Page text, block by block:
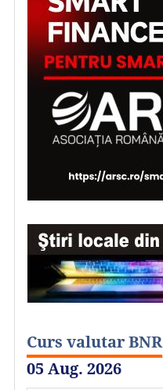
Curs valutar BNR
05 Aug. 2026